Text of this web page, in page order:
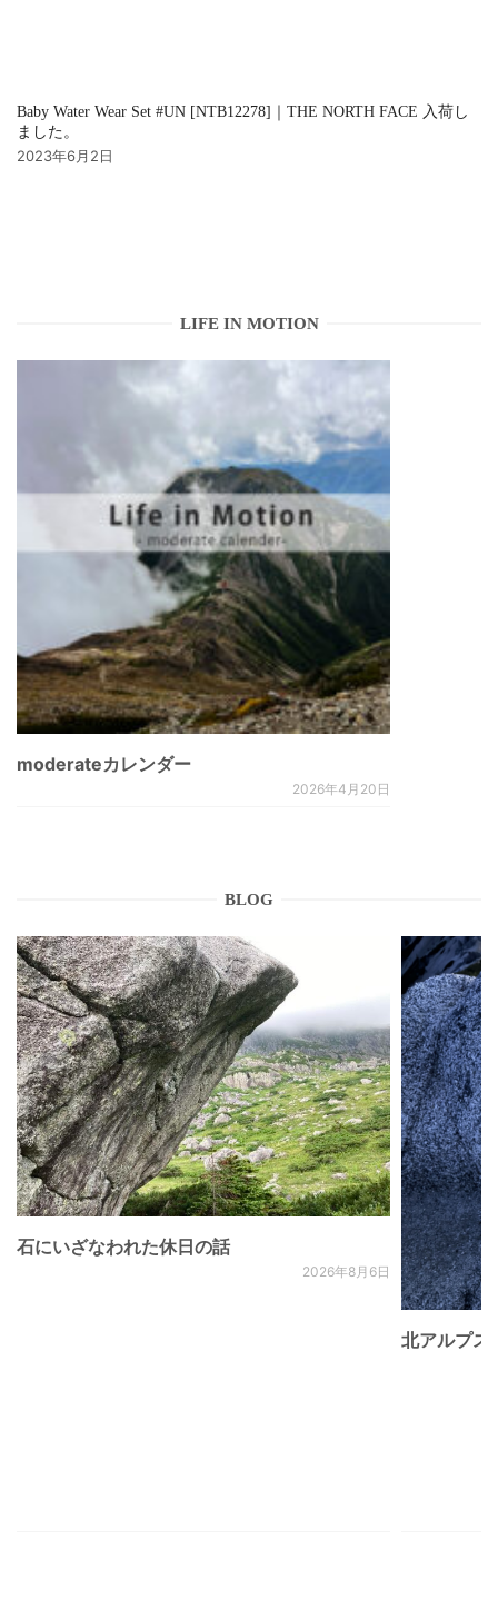
Baby Water Wear Set #UN [NTB12278]｜THE NORTH FACE 入荷し
ました。
2023年6月2日
LIFE IN MOTION
moderateカレンダー
2026年4月20日
BLOG
石にいざなわれた休日の話
2026年8月6日
北アルプ